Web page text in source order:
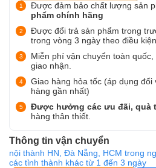
Được đảm bảo chất lượng sản
phẩm chính hãng
Được đổi trả sản phẩm trong
trong vòng 3 ngày theo điều
Miễn phí vận chuyển toàn
giao nhận.
Giao hàng hỏa tốc (áp dụng
hàng gần nhất)
Được hưởng các ưu đãi, quà
hàng thân thiết.
Thông tin vận chuyển
nội thành HN, Đà Nẵng, HCM trong
các tỉnh thành khác từ 1 đến 3 ngày